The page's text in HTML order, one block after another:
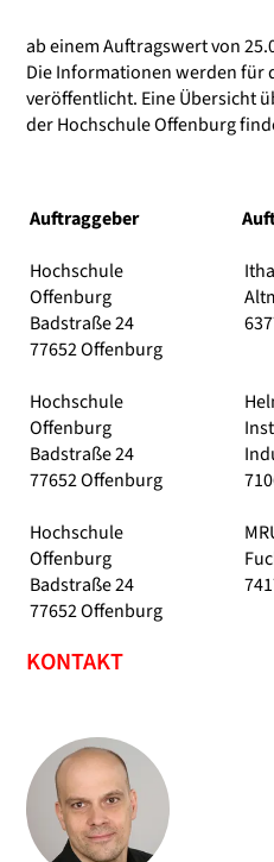
ab einem Auftragswert von
Die Informationen werden für
veröffentlicht. Eine Übersicht
der Hochschule Offenburg
Auftraggeber
Hochschule
Offenburg
Badstraße 24
77652 Offenburg
Hochschule
Offenburg
Badstraße 24
77652 Offenburg
Hochschule
Offenburg
Badstraße 24
77652 Offenburg
KONTAKT